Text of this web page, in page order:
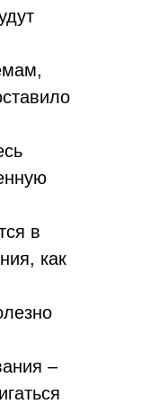
в
как
–